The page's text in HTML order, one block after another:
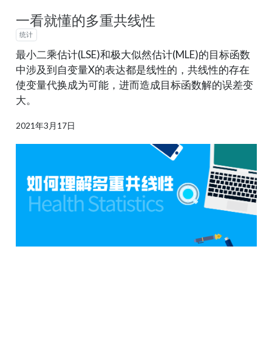
一看就懂的多重共线性
统计
最小二乘估计(LSE)和极大似然估计(MLE)的目标函数
中涉及到自变量X的表达都是线性的，共线性的存在
使变量代换成为可能，进而造成目标函数解的误差变
大。
2021年3月17日